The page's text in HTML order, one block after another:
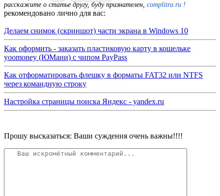
расскажите о статье другу, буду признателен, complitra.ru !
рекомендовано лично для вас:
Делаем снимок (скриншот) части экрана в Windows 10
Как оформить - заказать пластиковую карту в кошельке
yoomoney (ЮМани) с чипом PayPass
Как отформатировать флешку в форматы FAT32 или NTFS
через командную строку
Настройка страницы поиска Яндекс - yandex.ru
Прошу высказаться: Ваши суждения очень важны!!!!